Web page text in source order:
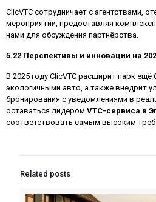
ClicVTC сотрудничает с агентствами,
мероприятий, предоставляя
нами для обсуждения партнёрства.
5.22 Перспективы и инновации на
В 2025 году ClicVTC расширит парк
экологичными авто, а также внедрит
бронирования с уведомлениями в
оставаться лидером VTC-сервиса в
соответствовать самым высоким
Related posts